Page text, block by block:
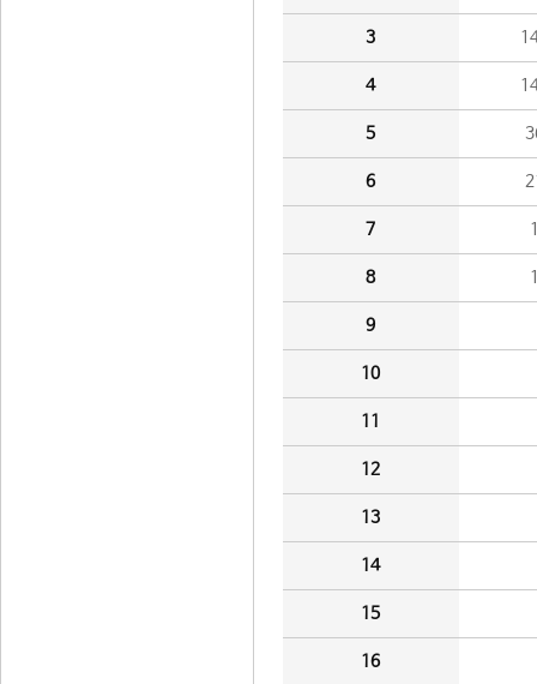
3
4
5
6
7
8
9
10
11
12
13
14
15
16